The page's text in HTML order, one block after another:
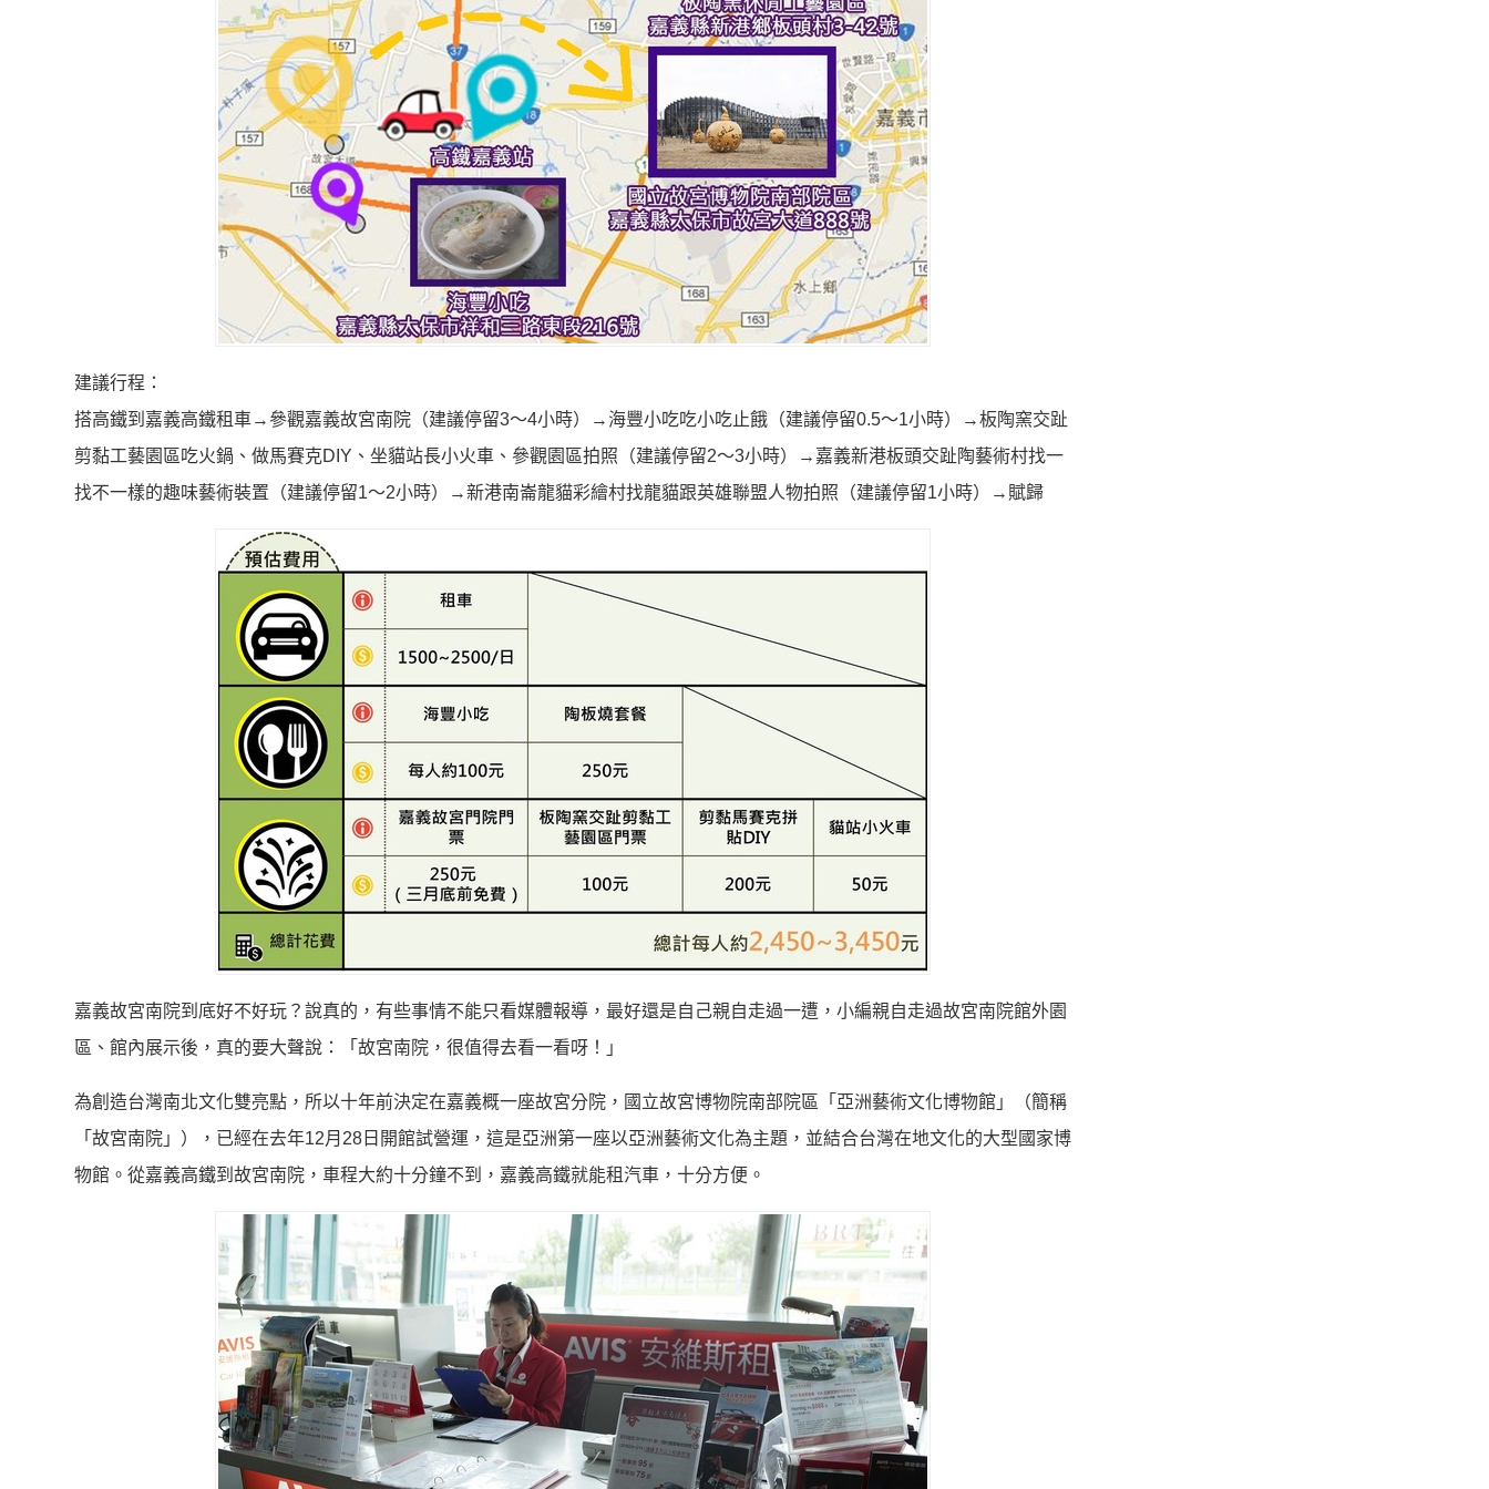
建議行程：
搭高鐵到嘉義高鐵租車→參觀嘉義故宮南院（建議停留3～4小時）→海豐小吃吃小吃止餓（建議停留0.5～1小時）→板陶窯交趾
剪黏工藝園區吃火鍋、做馬賽克DIY、坐貓站長小火車、參觀園區拍照（建議停留2～3小時）→嘉義新港板頭交趾陶藝術村找一
找不一樣的趣味藝術裝置（建議停留1～2小時）→新港南崙龍貓彩繪村找龍貓跟英雄聯盟人物拍照（建議停留1小時）→賦歸
嘉義故宮南院到底好不好玩？說真的，有些事情不能只看媒體報導，最好還是自己親自走過一遭，小編親自走過故宮南院館外園
區、館內展示後，真的要大聲說：「故宮南院，很值得去看一看呀！」
為創造台灣南北文化雙亮點，所以十年前決定在嘉義概一座故宮分院，國立故宮博物院南部院區「亞洲藝術文化博物館」（簡稱
「故宮南院」），已經在去年12月28日開館試營運，這是亞洲第一座以亞洲藝術文化為主題，並結合台灣在地文化的大型國家博
物館。從嘉義高鐵到故宮南院，車程大約十分鐘不到，嘉義高鐵就能租汽車，十分方便。